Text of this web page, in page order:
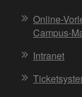
Online-
Campus-
Intranet